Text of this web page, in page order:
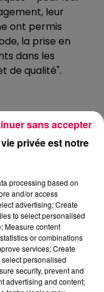
leur
ont permis
la prise en
dans les
de qualité".
privée est notre
processing based on
and/or access
advertising; Create
to select personalised
Measure content
or combinations
services; Create
personalised
security, prevent and
advertising and content;
sans accepter